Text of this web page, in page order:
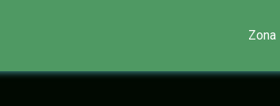
Zona